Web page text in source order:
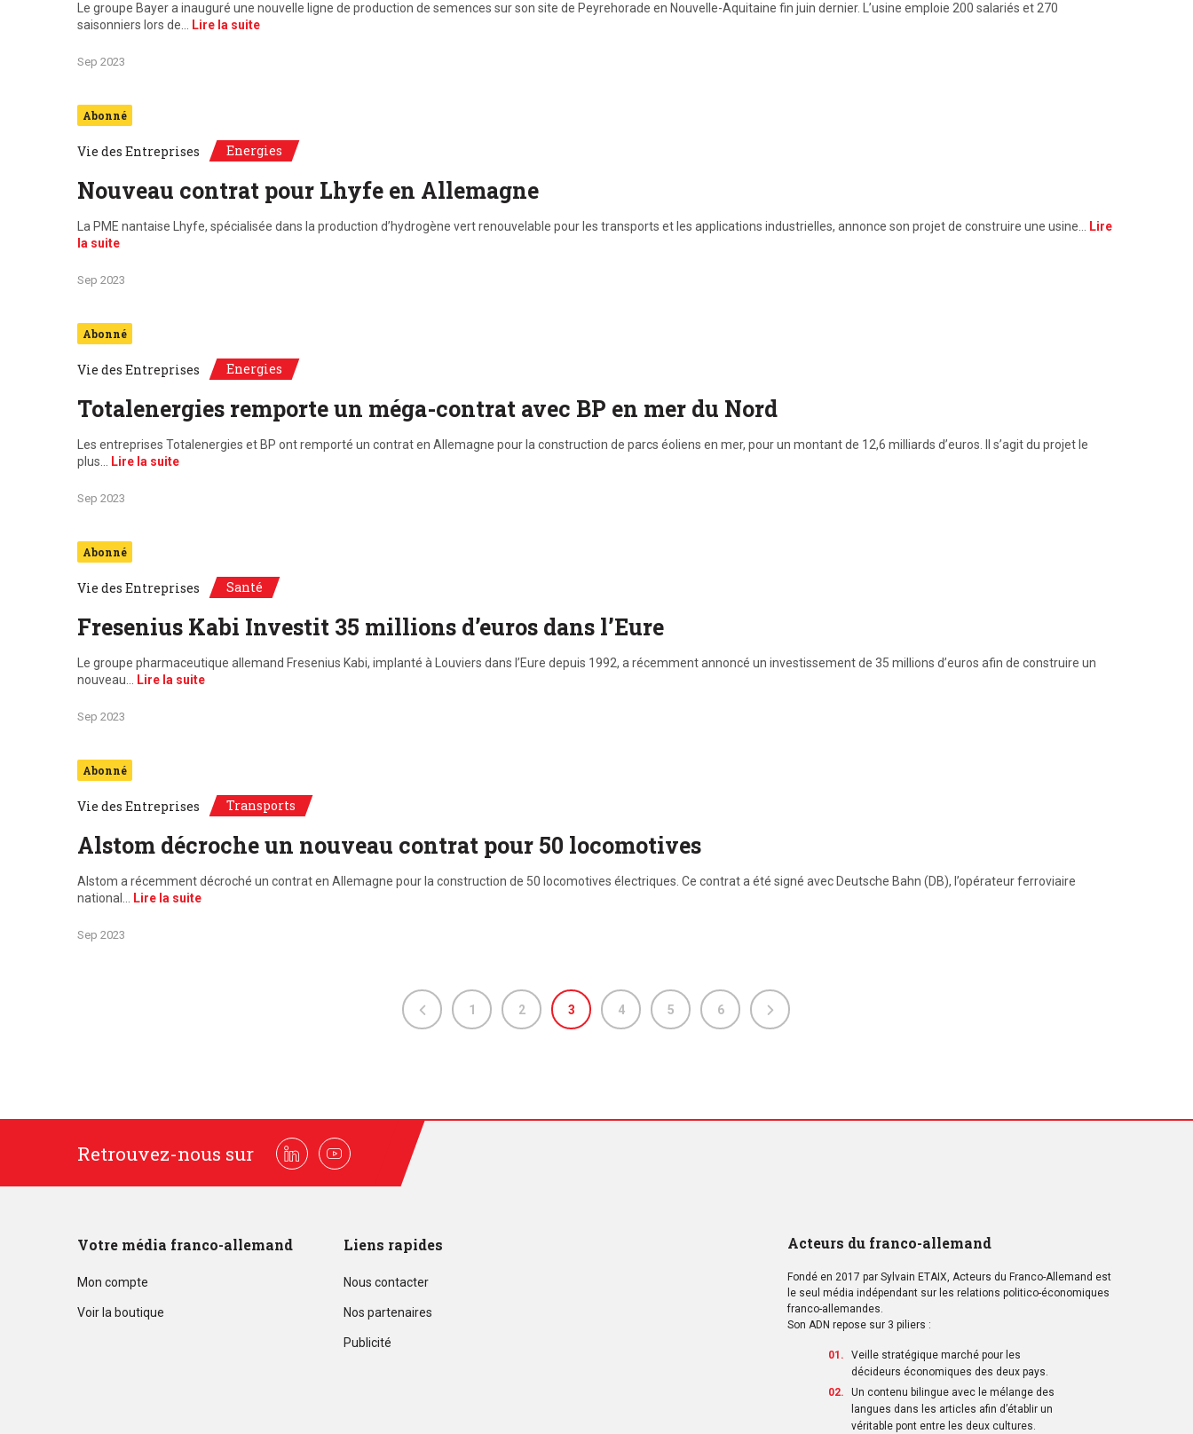
Le groupe Bayer a inauguré une nouvelle ligne de production de semences sur son site de Peyrehorade en Nouvelle-Aquitaine fin juin dernier. L’usine emploie 200 salariés et 270
saisonniers lors de…
Lire la suite
Sep 2023
Abonné
Vie des Entreprises Energies
Nouveau contrat pour Lhyfe en Allemagne
La PME nantaise Lhyfe, spécialisée dans la production d’hydrogène vert renouvelable pour les transports et les applications industrielles, annonce son projet de construire une usine…
Lire
la suite
Sep 2023
Abonné
Vie des Entreprises Energies
Totalenergies remporte un méga-contrat avec BP en mer du Nord
Les entreprises Totalenergies et BP ont remporté un contrat en Allemagne pour la construction de parcs éoliens en mer, pour un montant de 12,6 milliards d’euros. Il s’agit du projet le
plus…
Lire la suite
Sep 2023
Abonné
Vie des Entreprises Santé
Fresenius Kabi Investit 35 millions d’euros dans l’Eure
Le groupe pharmaceutique allemand Fresenius Kabi, implanté à Louviers dans l’Eure depuis 1992, a récemment annoncé un investissement de 35 millions d’euros afin de construire un
nouveau…
Lire la suite
Sep 2023
Abonné
Vie des Entreprises Transports
Alstom décroche un nouveau contrat pour 50 locomotives
Alstom a récemment décroché un contrat en Allemagne pour la construction de 50 locomotives électriques. Ce contrat a été signé avec Deutsche Bahn (DB), l’opérateur ferroviaire
national…
Lire la suite
Sep 2023
1 2 3 4 5 6
Retrouvez-nous sur LinkedinYoutube
Votre média franco-allemand
Mon compte
Voir la boutique
Liens rapides
Nous contacter
Nos partenaires
Publicité
Acteurs du franco-allemand
Fondé en 2017 par Sylvain ETAIX, Acteurs du Franco-Allemand est
le seul média indépendant sur les relations politico-économiques
franco-allemandes.
Son ADN repose sur 3 piliers :
Veille stratégique marché pour les
décideurs économiques des deux pays.
Un contenu bilingue avec le mélange des
langues dans les articles afin d’établir un
véritable pont entre les deux cultures.